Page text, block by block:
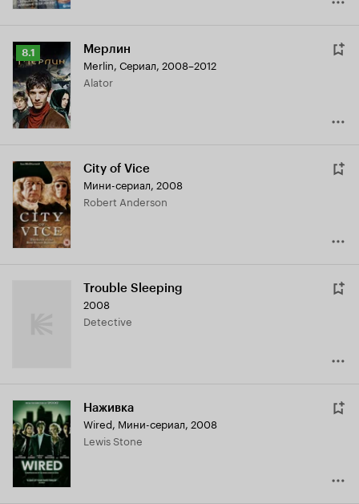
Рейтинг
Кинопоиска
8.1
8.1 Мерлин
Merlin, Сериал, 2008–2012
Alator
City of Vice
Мини-сериал, 2008
Robert Anderson
Trouble Sleeping
2008
Detective
Наживка
Wired, Мини-сериал, 2008
Lewis Stone